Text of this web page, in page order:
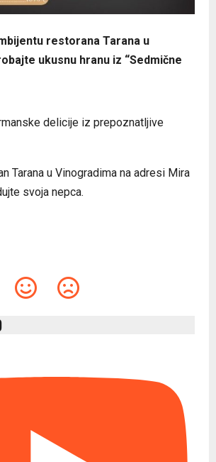
restorana Tarana u
ukusnu hranu iz “Sedmične
delicije iz prepoznatljive
Tarana u Vinogradima na adresi Mira
svoja nepca.